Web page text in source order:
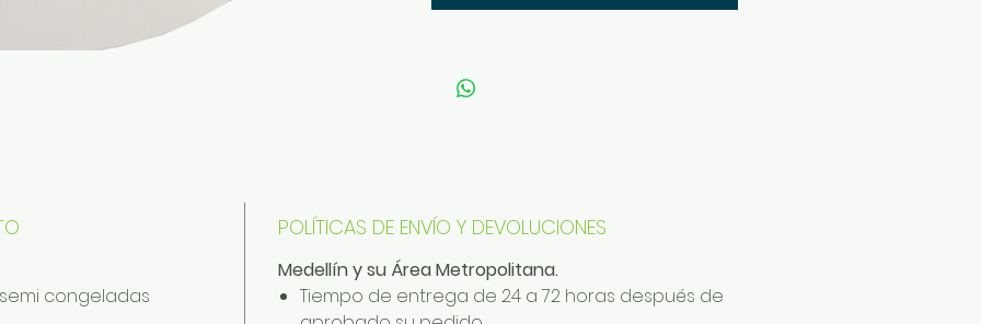
congeladas
POLÍTICAS DE ENVÍO Y DEVOLUCIONES
Medellín y su Área Metropolitana.
Tiempo de entrega de 24 a 72 horas después de